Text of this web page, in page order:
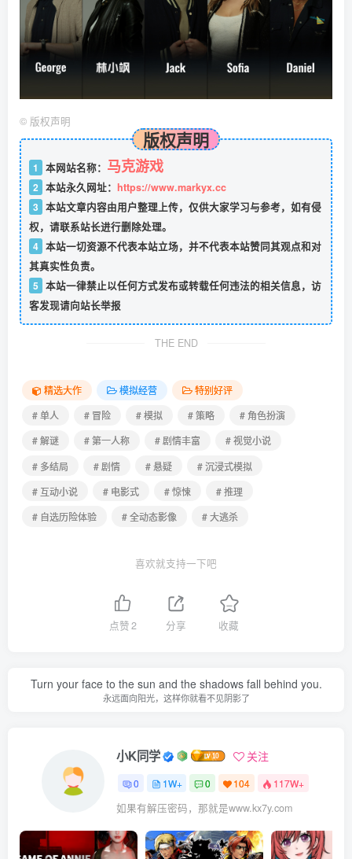
© 版权声明
版权声明
1 本网站名称： 马克游戏
2 本站永久网址： https://www.markyx.cc
3 本站文章内容由用户整理上传，仅供大家学习与参考，如有侵
权，请联系站长进行删除处理。
4 本站一切资源不代表本站立场，并不代表本站赞同其观点和对
其真实性负责。
5 本站一律禁止以任何方式发布或转载任何违法的相关信息，访
客发现请向站长举报
THE END
精选大作 模拟经营
特别好评
# 单人
# 冒险 # 模拟 # 策略
# 角色扮演
# 解谜
# 第一人称 # 剧情丰富
# 视觉小说
# 多结局
# 剧情 # 悬疑
# 沉浸式模拟
# 互动小说
# 电影式 # 惊悚
# 推理
# 自选历险体验
# 全动态影像 # 大逃杀
喜欢就支持一下吧
点赞2 分享 收藏
Turn your face to the sun and the shadows fall behind you.
永远面向阳光，这样你就看不见阴影了
小K同学 关注
0 1W+ 0 104 117W+
如果有解压密码，那就是www.kx7y.com